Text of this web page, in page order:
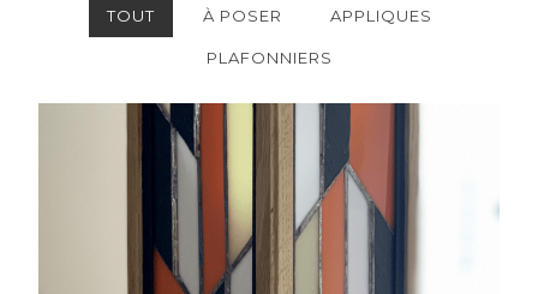
TOUT À POSER APPLIQUES
PLAFONNIERS